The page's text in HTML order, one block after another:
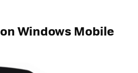
Windows Mobile